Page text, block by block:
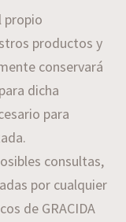
propio
productos y
conservará
dicha
para
consultas,
por cualquier
de GRACIDA